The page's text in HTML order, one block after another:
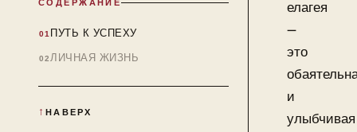
СОДЕРЖАНИЕ
ПУТЬ К УСПЕХУ
ЛИЧНАЯ ЖИЗНЬ
НАВЕРХ
елагея
—
это
и
улыбчивая